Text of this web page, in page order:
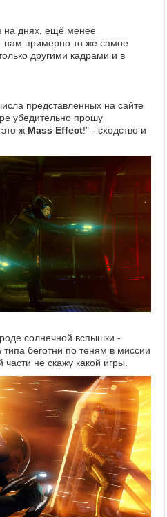
на днях, ещё менее
нам примерно то же самое
другими кадрами и в
представленных на сайте
убедительно прошу
ж Mass Effect!" - сходство и
солнечной вспышки -
типа беготни по теням в миссии
не скажу какой игры.